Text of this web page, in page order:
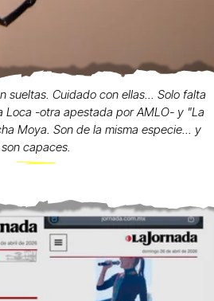
sueltas. Cuidado con ellas... Solo falta
Loca -otra apestada por AMLO- y "La
Moya. Son de la misma especie... y
son capaces.